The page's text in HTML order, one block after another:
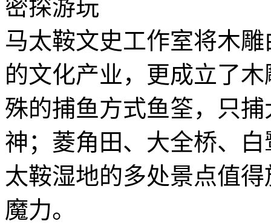
密探游玩
马太鞍文史工作室将木
的文化产业，更成立了
殊的捕鱼方式鱼筌，只
神；菱角田、大全桥、
太鞍湿地的多处景点值
魔力。